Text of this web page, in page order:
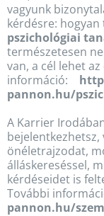
vagyunk
kérdésre:
pszichológiai
természetesen
van, a cél lehet
információ:
pannon.hu/
A Karrier
önéletrajzodat,
álláskereséssel,
kérdéseidet is
További
pannon.hu/